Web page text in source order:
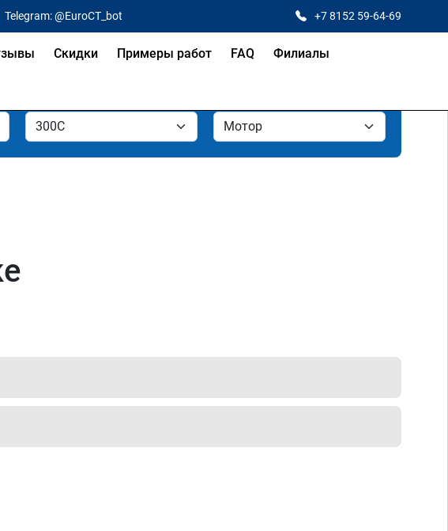
Telegram: @EuroCT_bot +7 8152 59-64-69
Скидки Примеры работ FAQ Филиалы